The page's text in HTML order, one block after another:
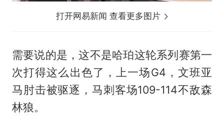
打开网易新闻 查看更多图片
需要说的是，这不是哈珀这轮系列赛第一
次打得这么出色了，上一场G4，文班亚
马肘击被驱逐，马刺客场109-114不敌森
林狼。